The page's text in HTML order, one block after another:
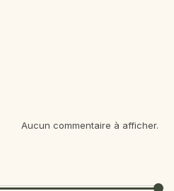
Aucun commentaire à afficher.